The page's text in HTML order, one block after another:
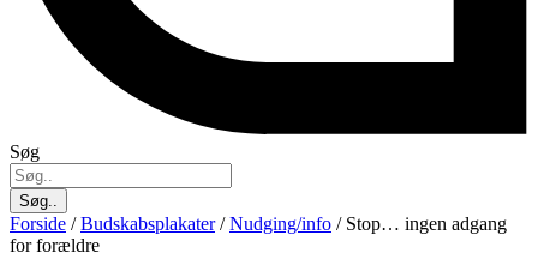
Søg
Søg..
Forside /Budskabsplakater/Nudging/info / Stop… ingen adgang
for forældre